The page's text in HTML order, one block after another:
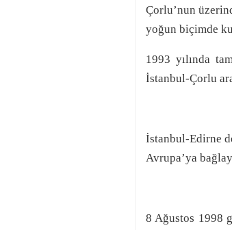
Çorlu’nun
yoğun biçimde
1993 yılında
İstanbul-Çorlu
İstanbul-Edirne
Avrupa’ya
8 Ağustos 1998